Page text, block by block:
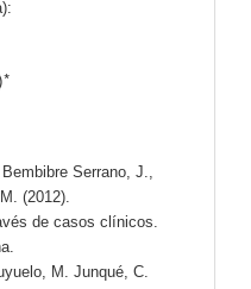
Serrano, J.,
(2012).
de casos clínicos.
M. Junqué, C.